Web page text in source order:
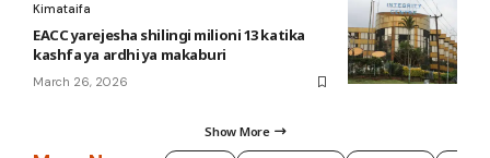
Kimataifa
EACC yarejesha shilingi milioni 13 katika
kashfa ya ardhi ya makaburi
March 26, 2026
Show More